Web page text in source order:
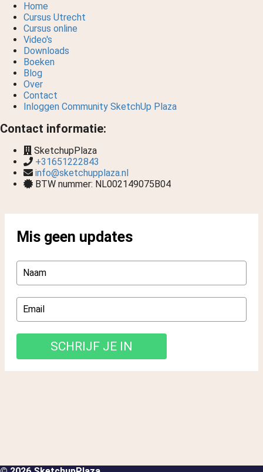
Home
Cursus Utrecht
Cursus online
Video's
Downloads
Boeken
Blog
Over
Contact
Inloggen Community SketchUp Plaza
Contact informatie:
SketchupPlaza
+31651222843
info@sketchupplaza.nl
BTW nummer: NL002149075B04